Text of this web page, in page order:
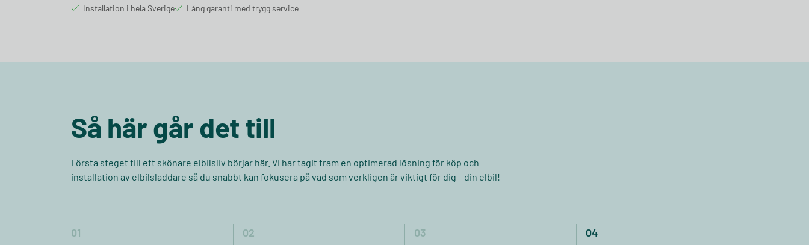
Installation i hela Sverige Lång garanti med trygg service
Så här går det till
Första steget till ett skönare elbilsliv börjar här. Vi har tagit fram en optimerad lösning för köp och
installation av elbilsladdare så du snabbt kan fokusera på vad som verkligen är viktigt för dig – din elbil!
01 02 03 04